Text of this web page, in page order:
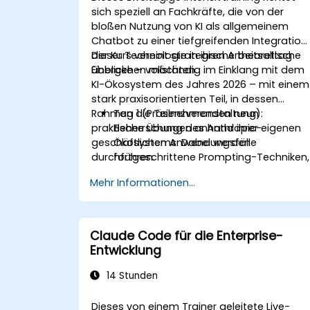
Code, Copilot und ähnliche Lösungen. Diese
Schulung geht der Weiterbildung "Agentic AI
Development: Advanced Workflows"
voraus.
sich speziell an Fachkräfte, die von der
bloßen Nutzung von KI als allgemeinem
Chatbot zu einer tiefgreifenden Integration
dieser Technologie in ihren Arbeitsalltag
übergehen möchten.
Der Kurs vereint strategische theoretische
Einblicke – vollständig im Einklang mit dem
KI-Ökosystem des Jahres 2026 – mit einem
stark praxisorientierten Teil, in dessen
Rahmen die Teilnehmenden neun
praktische Übungen anhand ihrer eigenen
geschäftlichen Anwendungsfälle
durchführen.
Tag 1 (Präsenzveranstaltung):
Beherrschung des Anthropic-
Ökosystems. Dabei werden
fortgeschrittene Prompting-Techniken,
benutzerdefinierter Anweisungen sowie
der Einsatz persistenter Arbeitsräume
wie Projekte, Artefakte und Skills zur
Verwaltung interner
Wissensdatenbanken behandelt.
Tag 2 (Online): Automatisierung und
Integration in das Ökosystem.
Hintergrundausführung von Claude
Mehr Informationen...
Claude Code für die Enterprise-
Entwicklung
14 Stunden
Dieses von einem Trainer geleitete Live-